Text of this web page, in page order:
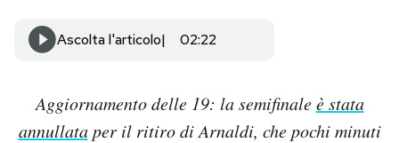
AREA PERSONALE
Newsletter
Notifiche mobile
Ascolta l'articolo 02:22
Aggiornamento delle 19: la semifinaleè stata
annullataper il ritiro di Arnaldi, che pochi minuti